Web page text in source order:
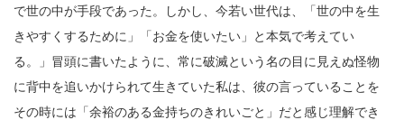
で世の中が手段であった。しかし、今若い世代は、「世の中を生
きやすくするために」「お金を使いたい」と本気で考えてい
る。」冒頭に書いたように、常に破滅という名の目に見えぬ怪物
に背中を追いかけられて生きていた私は、 彼の言っていることを
その時には「余裕のある金持ちのきれいごと」だと感じ理解でき